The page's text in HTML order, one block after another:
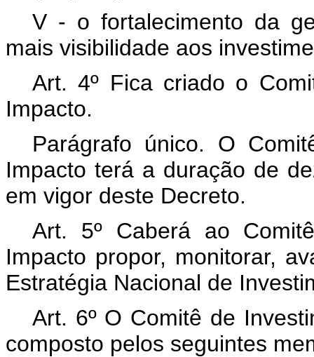
V - o fortalecimento da
mais visibilidade aos
Art. 4º Fica criado o
Impacto.
Parágrafo único. O
Impacto terá a duração de
em vigor deste Decreto.
Art. 5º Caberá ao
Impacto propor, monitorar,
Estratégia Nacional de
Art. 6º O Comitê de
composto pelos seguintes